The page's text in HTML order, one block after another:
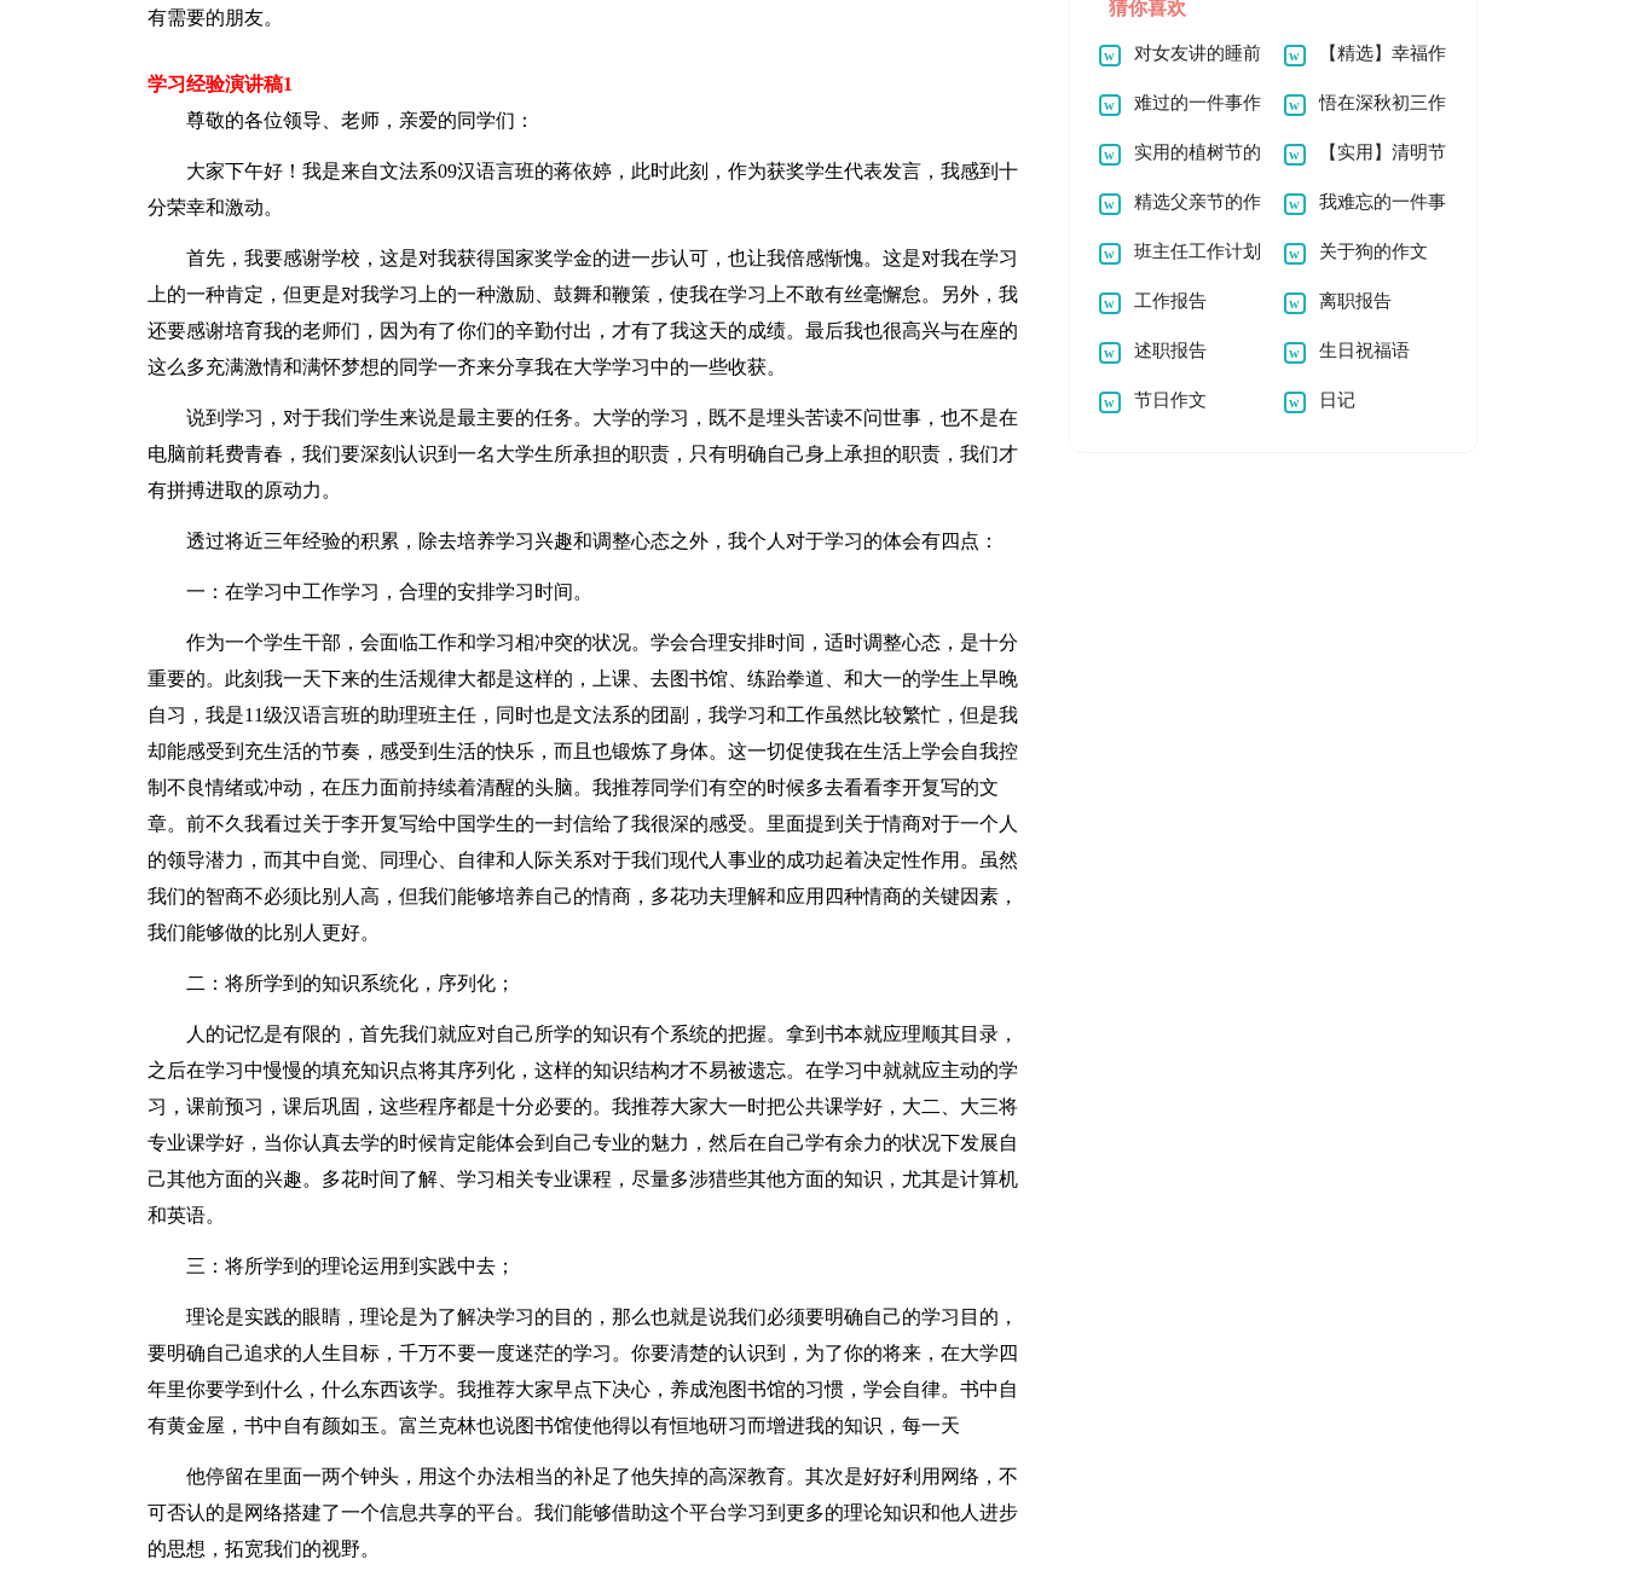
有需要的朋友。
学习经验演讲稿1
尊敬的各位领导、老师，亲爱的同学们：
大家下午好！我是来自文法系09汉语言班的蒋依婷，此时此刻，作为获奖学生代表发言，我感到十
分荣幸和激动。
首先，我要感谢学校，这是对我获得国家奖学金的进一步认可，也让我倍感惭愧。这是对我在学习
上的一种肯定，但更是对我学习上的一种激励、鼓舞和鞭策，使我在学习上不敢有丝毫懈怠。另外，我
还要感谢培育我的老师们，因为有了你们的辛勤付出，才有了我这天的成绩。最后我也很高兴与在座的
这么多充满激情和满怀梦想的同学一齐来分享我在大学学习中的一些收获。
说到学习，对于我们学生来说是最主要的任务。大学的学习，既不是埋头苦读不问世事，也不是在
电脑前耗费青春，我们要深刻认识到一名大学生所承担的职责，只有明确自己身上承担的职责，我们才
有拼搏进取的原动力。
透过将近三年经验的积累，除去培养学习兴趣和调整心态之外，我个人对于学习的体会有四点：
一：在学习中工作学习，合理的安排学习时间。
作为一个学生干部，会面临工作和学习相冲突的状况。学会合理安排时间，适时调整心态，是十分
重要的。此刻我一天下来的生活规律大都是这样的，上课、去图书馆、练跆拳道、和大一的学生上早晚
自习，我是11级汉语言班的助理班主任，同时也是文法系的团副，我学习和工作虽然比较繁忙，但是我
却能感受到充生活的节奏，感受到生活的快乐，而且也锻炼了身体。这一切促使我在生活上学会自我控
制不良情绪或冲动，在压力面前持续着清醒的头脑。我推荐同学们有空的时候多去看看李开复写的文
章。前不久我看过关于李开复写给中国学生的一封信给了我很深的感受。里面提到关于情商对于一个人
的领导潜力，而其中自觉、同理心、自律和人际关系对于我们现代人事业的成功起着决定性作用。虽然
我们的智商不必须比别人高，但我们能够培养自己的情商，多花功夫理解和应用四种情商的关键因素，
我们能够做的比别人更好。
二：将所学到的知识系统化，序列化；
人的记忆是有限的，首先我们就应对自己所学的知识有个系统的把握。拿到书本就应理顺其目录，
之后在学习中慢慢的填充知识点将其序列化，这样的知识结构才不易被遗忘。在学习中就就应主动的学
习，课前预习，课后巩固，这些程序都是十分必要的。我推荐大家大一时把公共课学好，大二、大三将
专业课学好，当你认真去学的时候肯定能体会到自己专业的魅力，然后在自己学有余力的状况下发展自
己其他方面的兴趣。多花时间了解、学习相关专业课程，尽量多涉猎些其他方面的知识，尤其是计算机
和英语。
三：将所学到的理论运用到实践中去；
理论是实践的眼睛，理论是为了解决学习的目的，那么也就是说我们必须要明确自己的学习目的，
要明确自己追求的人生目标，千万不要一度迷茫的学习。你要清楚的认识到，为了你的将来，在大学四
年里你要学到什么，什么东西该学。我推荐大家早点下决心，养成泡图书馆的习惯，学会自律。书中自
有黄金屋，书中自有颜如玉。富兰克林也说图书馆使他得以有恒地研习而增进我的知识，每一天
他停留在里面一两个钟头，用这个办法相当的补足了他失掉的高深教育。其次是好好利用网络，不
可否认的是网络搭建了一个信息共享的平台。我们能够借助这个平台学习到更多的理论知识和他人进步
的思想，拓宽我们的视野。
猜你喜欢
对女友讲的睡前
小故事
【精选】幸福作
文900字4篇
难过的一件事作
文15篇
悟在深秋初三作
文
实用的植树节的
作文800字9篇
【实用】清明节
的作文300字合集九
篇
精选父亲节的作
文800字锦集9篇
我难忘的一件事
作文集合15篇
班主任工作计划
通用15篇
关于狗的作文
工作报告 离职报告
述职报告 生日祝福语
节日作文 日记